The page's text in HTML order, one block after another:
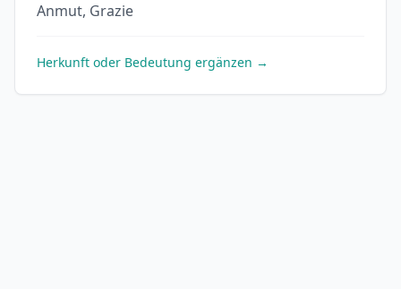
Anmut, Grazie
Herkunft oder Bedeutung ergänzen →